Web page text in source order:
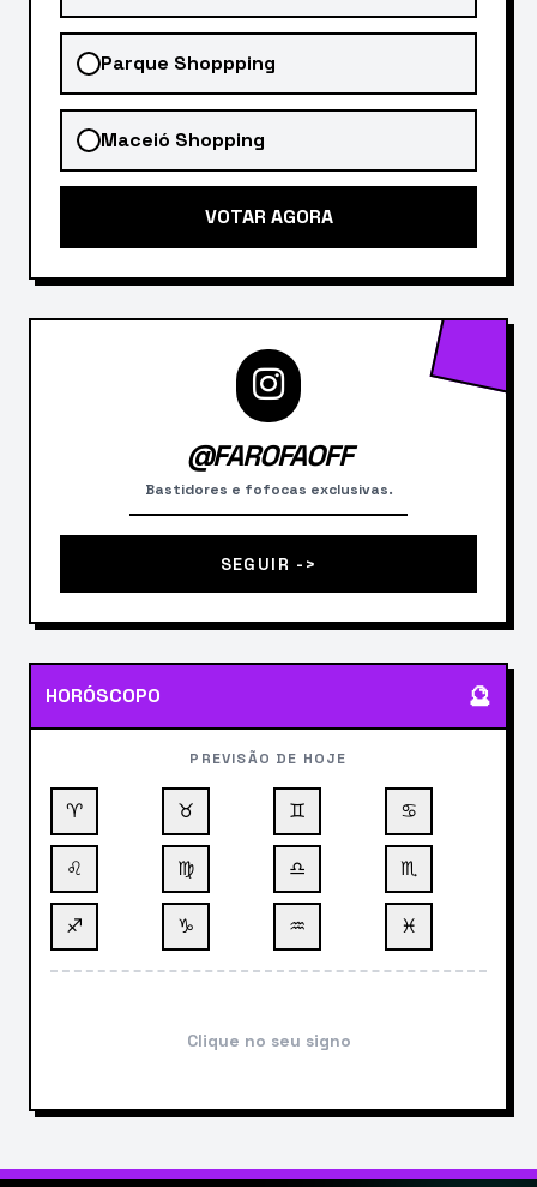
Parque Shoppping
Maceió Shopping
VOTAR AGORA
@FAROFAOFF
Bastidores e fofocas exclusivas.
SEGUIR ->
HORÓSCOPO 🔮
PREVISÃO DE HOJE
♈ ♉ ♊ ♋
♌ ♍ ♎ ♏
♐ ♑ ♒ ♓
Clique no seu signo